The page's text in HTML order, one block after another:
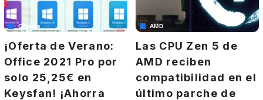
Ofertas
¡Oferta de Verano:
Office 2021 Pro por
solo 25,25€ en
Keysfan! ¡Ahorra
AMD
Las CPU Zen 5 de
AMD reciben
compatibilidad en el
último parche de